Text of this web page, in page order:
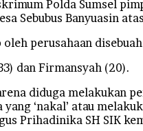
Polda Sumsel
Sebubus Banyuasin
perusahaan
dan Firmansyah (20).
diduga melakukan
‘nakal’ atau
Prihadinika SH SIK